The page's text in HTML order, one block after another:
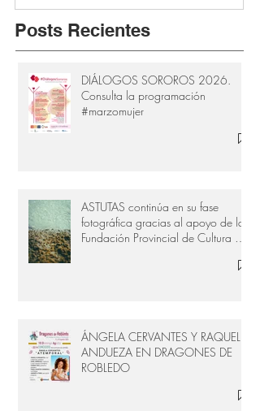
Posts Recientes
DIÁLOGOS SOROROS 2026.
Consulta la programación
#marzomujer
ASTUTAS continúa en su fase
fotográfica gracias al apoyo de la
Fundación Provincial de Cultura de
ÁNGELA CERVANTES Y RAQUEL
ANDUEZA EN DRAGONES DE
ROBLEDO